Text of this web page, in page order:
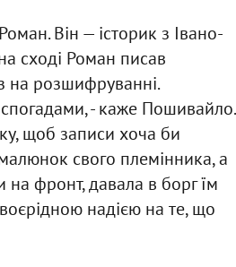
Він — історик з Івано-
сході Роман писав
на розшифруванні.
- каже Пошивайло.
щоб записи хоча би
свого племінника, а
фронт, давала в борг їм
надією на те, що